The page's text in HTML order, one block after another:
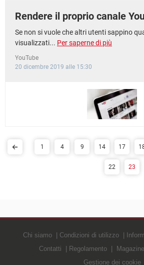
Rendere il proprio canale
Se non si vuole che altri utenti sappino
visualizzati... Per saperne di più
YouTube
20 dicembre 2019 alle 15:30
1 4 9 14 17
22 23
Chi siamo Condizioni di utilizzo
Contatti
Regolamento
Gestione dei cookie